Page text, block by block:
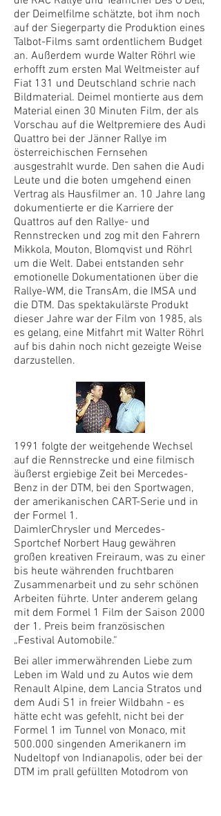
der Deimelfilme schätzte, bot ihm noch
auf der Siegerparty die Produktion eines
Talbot-Films samt ordentlichem Budget
an. Außerdem wurde Walter Röhrl wie
erhofft zum ersten Mal Weltmeister auf
Fiat 131 und Deutschland schrie nach
Bildmaterial. Deimel montierte aus dem
Material einen 30 Minuten Film, der als
Vorschau auf die Weltpremiere des Audi
Quattro bei der Jänner Rallye im
österreichischen Fernsehen
ausgestrahlt wurde. Den sahen die Audi
Leute und die boten umgehend einen
Vertrag als Hausfilmer an. 10 Jahre lang
dokumentierte er die Karriere der
Quattros auf den Rallye- und
Rennstrecken und zog mit den Fahrern
Mikkola, Mouton, Blomqvist und Röhrl
um die Welt. Dabei entstanden sehr
emotionelle Dokumentationen über die
Rallye-WM, die TransAm, die IMSA und
die DTM. Das spektakulärste Produkt
dieser Jahre war der Film von 1985, als
es gelang, eine Mitfahrt mit Walter Röhrl
auf bis dahin noch nicht gezeigte Weise
darzustellen.
1991 folgte der weitgehende Wechsel
auf die Rennstrecke und eine filmisch
äußerst ergiebige Zeit bei Mercedes-
Benz in der DTM, bei den Sportwagen,
der amerikanischen CART-Serie und in
der Formel 1.
DaimlerChrysler und Mercedes-
Sportchef Norbert Haug gewähren
großen kreativen Freiraum, was zu einer
bis heute währenden fruchtbaren
Zusammenarbeit und zu sehr schönen
Arbeiten führte. Unter anderem gelang
mit dem Formel 1 Film der Saison 2000
der 1. Preis beim französischen
„Festival Automobile.“
Bei aller immerwährenden Liebe zum
Leben im Wald und zu Autos wie dem
Renault Alpine, dem Lancia Stratos und
dem Audi S1 in freier Wildbahn - es
hätte echt was gefehlt, nicht bei der
Formel 1 im Tunnel von Monaco, mit
500.000 singenden Amerikanern im
Nudeltopf von Indianapolis, oder bei der
DTM im prall gefüllten Motodrom von